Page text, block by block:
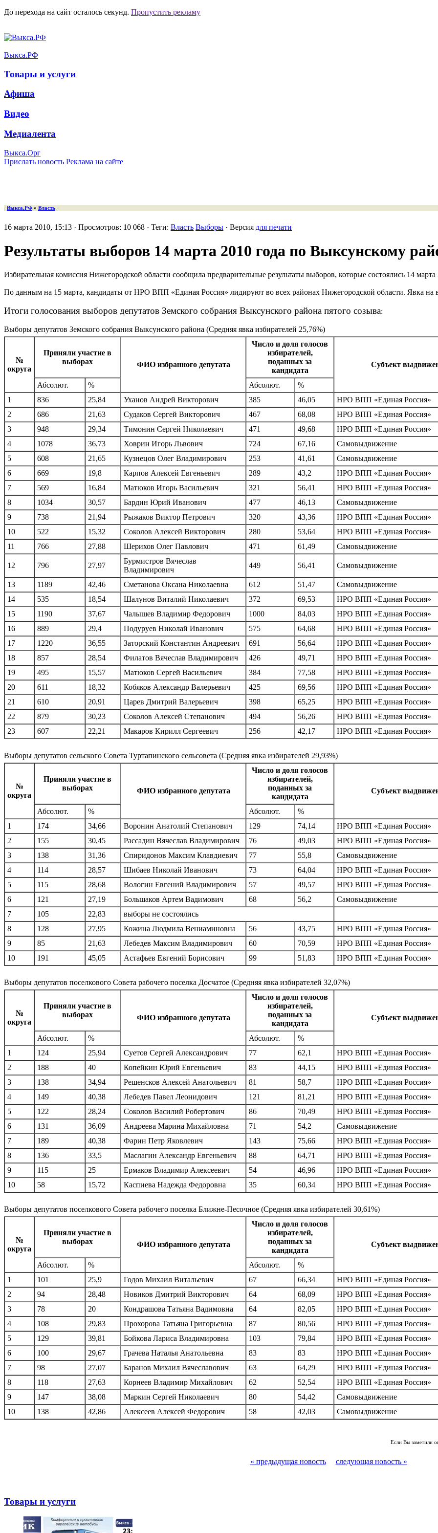
До перехода на сайт осталось секунд. Пропустить рекламу
Выкса.РФ
Товары и услуги
Афиша
Видео
Медиалента
Выкса.Орг
Прислать новость Реклама на сайте
Выкса.РФ » Власть
16 марта 2010, 15:13 · Просмотров: 10 068 · Теги: Власть Выборы · Версия для печати
Результаты выборов 14 марта 2010 года по Выксунскому
Избирательная комиссия Нижегородской области сообщила предварительные результаты выборов, которые состоялись 14
По данным на 15 марта, кандидаты от НРО ВПП «Единая Россия» лидируют во всех районах Нижегородской области. Явка
Итоги голосования выборов депутатов Земского собрания Выксунского района пятого созыва:
Выборы депутатов Земского собрания Выксунского района (Средняя явка избирателей 25,76%)
№
округа
Приняли участие в
выборах
ФИО избранного депутата
Число и доля голосов
избирателей,
поданных за
кандидата
Субъект
Абсолют. % Абсолют.
%
1
836 25,84 Уханов Андрей Викторович 385 46,05
НРО ВПП «Единая Россия»
2
686 21,63 Судаков Сергей Викторович 467 68,08
НРО ВПП «Единая Россия»
3
948 29,34 Тимонин Сергей Николаевич 471 49,68
НРО ВПП «Единая Россия»
4
1078 36,73 Ховрин Игорь Львович 724 67,16
Самовыдвижение
5
608 21,65 Кузнецов Олег Владимирович 253 41,61
Самовыдвижение
6
669 19,8 Карпов Алексей Евгеньевич 289 43,2
НРО ВПП «Единая Россия»
7
569 16,84 Матюков Игорь Васильевич 321 56,41
НРО ВПП «Единая Россия»
8
1034 30,57 Бардин Юрий Иванович 477 46,13
Самовыдвижение
9
738 21,94 Рыжаков Виктор Петрович 320 43,36
НРО ВПП «Единая Россия»
10
522 15,32 Соколов Алексей Викторович 280 53,64
НРО ВПП «Единая Россия»
11
766 27,88 Шерихов Олег Павлович 471 61,49 Самовыдвижение
12 796 27,97
Бурмистров Вячеслав
Владимирович
449 56,41 Самовыдвижение
13 1189 42,46 Сметанова Оксана Николаевна 612 51,47
Самовыдвижение
14
535 18,54 Шалунов Виталий Николаевич 372 69,53
НРО ВПП «Единая Россия»
15
1190 37,67 Чалышев Владимир Федорович 1000 84,03
НРО ВПП «Единая Россия»
16
889 29,4 Подуруев Николай Иванович 575 64,68
НРО ВПП «Единая Россия»
17
1220 36,55 Заторский Константин Андреевич 691 56,64
НРО ВПП «Единая Россия»
18
857 28,54 Филатов Вячеслав Владимирович 426 49,71
НРО ВПП «Единая Россия»
19
495 15,57 Матюков Сергей Васильевич 384 77,58
НРО ВПП «Единая Россия»
20
611 18,32 Кобяков Александр Валерьевич 425 69,56
НРО ВПП «Единая Россия»
21
610 20,91 Царев Дмитрий Валерьевич 398 65,25
НРО ВПП «Единая Россия»
22
879 30,23 Соколов Алексей Степанович 494 56,26
НРО ВПП «Единая Россия»
23
607 22,21 Макаров Кирилл Сергеевич 256 42,17 НРО ВПП «Единая Россия»
Выборы депутатов сельского Совета Туртапинского сельсовета (Средняя явка избирателей 29,93%)
№
округа
Приняли участие в
выборах
ФИО избранного депутата
Число и доля голосов
избирателей,
поданных за
кандидата
Субъект
Абсолют. % Абсолют.
%
1
174 34,66 Воронин Анатолий Степанович 129 74,14
НРО ВПП «Единая Россия»
2
155 30,45 Рассадин Вячеслав Владимирович 76 49,03
НРО ВПП «Единая Россия»
3
138 31,36 Спиридонов Максим Клавдиевич 77 55,8
Самовыдвижение
4
114 28,57 Шибаев Николай Иванович 73 64,04
НРО ВПП «Единая Россия»
5
115 28,68 Вологин Евгений Владимирович 57 49,57
НРО ВПП «Единая Россия»
6
121 27,19 Большаков Артем Вадимович 68 56,2
Самовыдвижение
7
105 22,83
выборы не состоялись
8
128 27,95 Кожина Людмила Вениаминовна 56 43,75
НРО ВПП «Единая Россия»
9
85 21,63 Лебедев Максим Владимирович 60 70,59
НРО ВПП «Единая Россия»
10
191 45,05 Астафьев Евгений Борисович 99 51,83 НРО ВПП «Единая Россия»
Выборы депутатов поселкового Совета рабочего поселка Досчатое (Средняя явка избирателей 32,07%)
№
округа
Приняли участие в
выборах
ФИО избранного депутата
Число и доля голосов
избирателей,
поданных за
кандидата
Субъект
Абсолют. % Абсолют.
%
1
124 25,94 Суетов Сергей Александрович 77 62,1
НРО ВПП «Единая Россия»
2
188 40 Копейкин Юрий Евгеньевич 83 44,15
НРО ВПП «Единая Россия»
3
138 34,94 Решенсков Алексей Анатольевич 81 58,7
НРО ВПП «Единая Россия»
4
149 40,38 Лебедев Павел Леонидович 121 81,21
НРО ВПП «Единая Россия»
5
122 28,24 Соколов Василий Робертович 86 70,49
НРО ВПП «Единая Россия»
6
131 36,09 Андреева Марина Михайловна 71 54,2
Самовыдвижение
7
189 40,38 Фарин Петр Яковлевич 143 75,66
НРО ВПП «Единая Россия»
8
136 33,5 Маслагин Александр Евгеньевич 88 64,71
НРО ВПП «Единая Россия»
9
115 25 Ермаков Владимир Алексеевич 54 46,96
НРО ВПП «Единая Россия»
10
58 15,72 Каспиева Надежда Федоровна 35 60,34 НРО ВПП «Единая Россия»
Выборы депутатов поселкового Совета рабочего поселка Ближне-Песочное (Средняя явка избирателей 30,61%)
№
округа
Приняли участие в
выборах
ФИО избранного депутата
Число и доля голосов
избирателей,
поданных за
кандидата
Субъект
Абсолют. % Абсолют.
%
1
101 25,9 Годов Михаил Витальевич 67 66,34
НРО ВПП «Единая Россия»
2
94 28,48 Новиков Дмитрий Викторович 64 68,09
НРО ВПП «Единая Россия»
3
78 20 Кондрашова Татьяна Вадимовна 64 82,05
НРО ВПП «Единая Россия»
4
108 29,83 Прохорова Татьяна Григорьевна 87 80,56
НРО ВПП «Единая Россия»
5
129 39,81 Бойкова Лариса Владимировна 103 79,84
НРО ВПП «Единая Россия»
6
100 29,67 Грачева Наталья Анатольевна 83 83
НРО ВПП «Единая Россия»
7
98 27,07 Баранов Михаил Вячеславович 63 64,29
НРО ВПП «Единая Россия»
8
118 27,63 Корнеев Владимир Михайлович 62 52,54
НРО ВПП «Единая Россия»
9
147 38,08 Маркин Сергей Николаевич 80 54,42
Самовыдвижение
10
138 42,86 Алексеев Алексей Федорович 58 42,03 Самовыдвижение
Если Вы заметили
« предыдущая новость следующая новость »
Товары и услуги